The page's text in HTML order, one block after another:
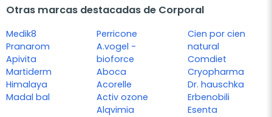
Otras marcas destacadas de Corporal
Medik8
Pranarom
Apivita
Martiderm
Himalaya
Madal bal
Perricone
A.vogel -
bioforce
Aboca
Acorelle
Activ ozone
Alqvimia
Cien por cien
natural
Comdiet
Cryopharma
Dr. hauschka
Erbenobili
Esenta